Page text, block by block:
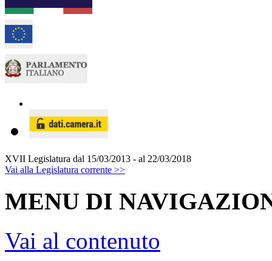
XVII Legislatura dal 15/03/2013 - al 22/03/2018
Vai alla Legislatura corrente >>
MENU DI
Vai al contenuto